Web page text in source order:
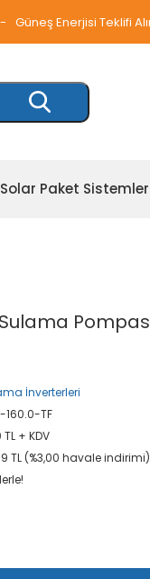
Güneş Enerjisi Teklifi
Solar Paket Sistemler
İnverterleri
160.0-TF
+ KDV
TL (%3,00 havale indirimi)